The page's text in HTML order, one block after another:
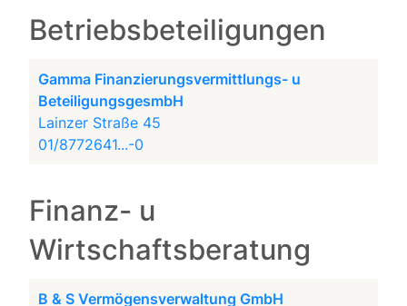
Betriebsbeteiligungen
Gamma Finanzierungsvermittlungs- u
BeteiligungsgesmbH
Lainzer Straße 45
01/8772641...-0
Finanz- u
Wirtschaftsberatung
B & S Vermögensverwaltung GmbH